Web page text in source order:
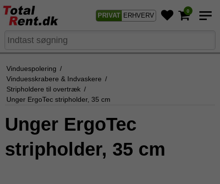
PRIVAT ERHVERV
0
Vinduespolering /
Vinduesskrabere & Indvaskere /
Stripholdere til overtræk /
Unger ErgoTec stripholder, 35 cm
Unger ErgoTec
stripholder, 35 cm